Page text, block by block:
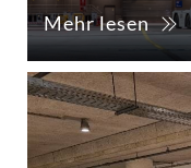
Mehr lesen